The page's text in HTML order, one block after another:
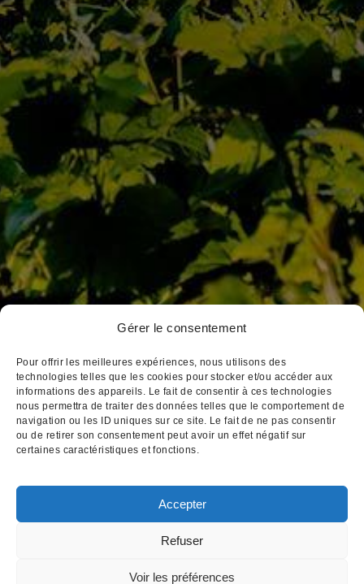
Gérer le consentement
Pour offrir les meilleures expériences, nous utilisons des
technologies telles que les cookies pour stocker et/ou accéder aux
informations des appareils. Le fait de consentir à ces technologies
nous permettra de traiter des données telles que le comportement de
navigation ou les ID uniques sur ce site. Le fait de ne pas consentir
ou de retirer son consentement peut avoir un effet négatif sur
certaines caractéristiques et fonctions.
Accepter
Refuser
Voir les préférences
Pour visiter notre site web, vous devez avoir l'âge légal pour acheter et
Nos Maisons
Nos Domaines
D’Autrefois
Jaffelin
Pierre Ponnelle
Louis Violland
Louis Chavy
Dufouleur Père & Fils
3, place Notre Dame
Tél : 03 80 26 33 00
Fax : 03 80 24 14 84
Email : cva@cva-beaune.fr
consommez avec modération